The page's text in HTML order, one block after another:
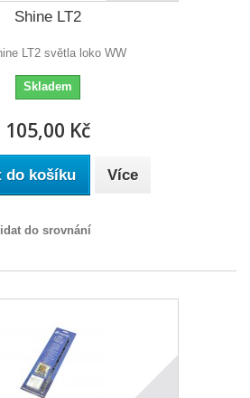
Shine LT2
LT2 světla loko WW
Skladem
105,00 Kč
do košíku Více
do srovnání